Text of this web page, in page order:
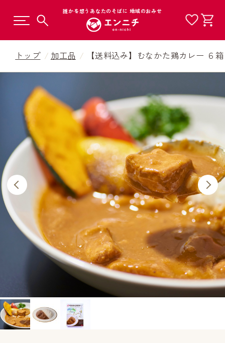
誰かを想うあなたのそばに 地域のおみせ
トップ 加工品 【送料込み】むなかた鶏カレー ６